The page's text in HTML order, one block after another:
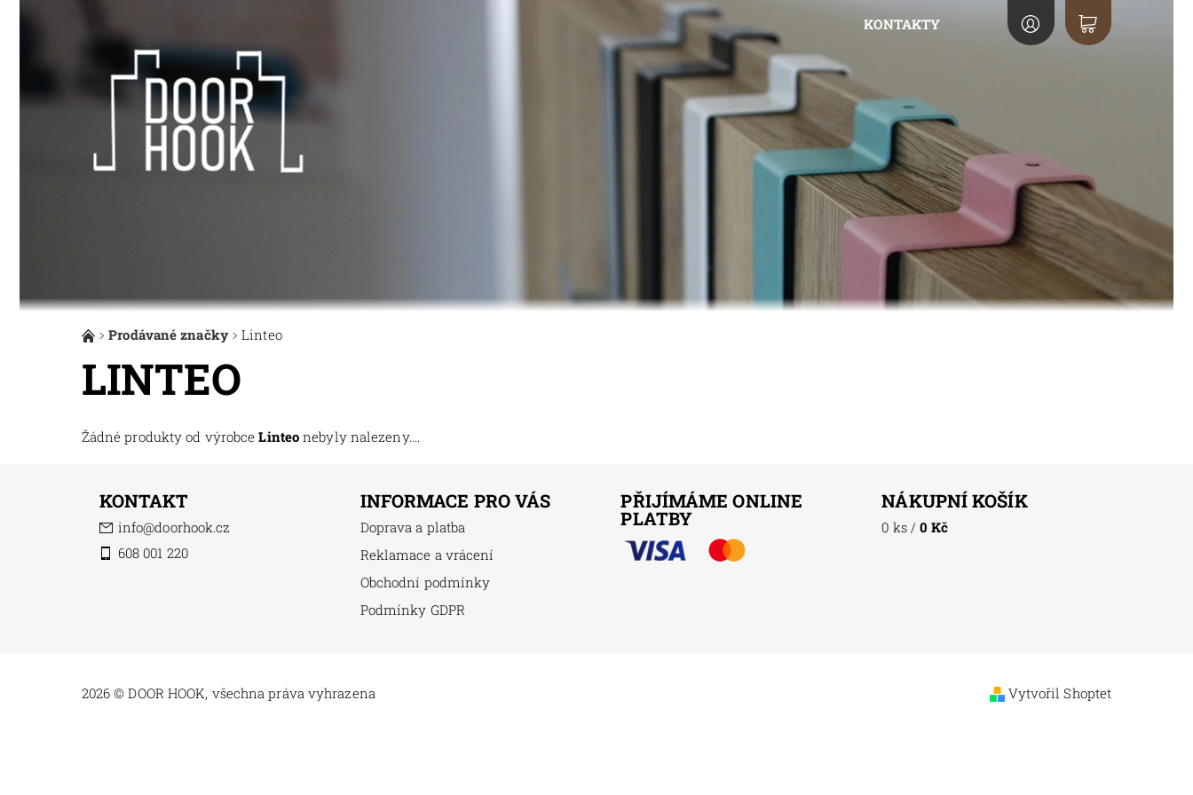
KONTAKTY
Prodávané značky Linteo
LINTEO
Žádné produkty od výrobceLinteo nebyly nalezeny....
KONTAKT
info@doorhook.cz
608 001 220
INFORMACE PRO VÁS
Doprava a platba
Reklamace a vrácení
Obchodní podmínky
Podmínky GDPR
PŘIJÍMÁME ONLINE
PLATBY
NÁKUPNÍ KOŠÍK
0 ks/0 Kč
2026 © DOOR HOOK, všechna práva vyhrazena Vytvořil Shoptet